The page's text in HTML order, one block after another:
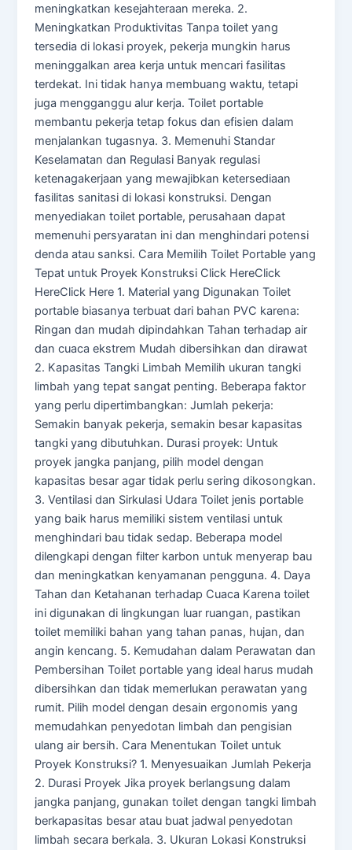
meningkatkan kesejahteraan mereka. 2.
Meningkatkan Produktivitas Tanpa toilet yang
tersedia di lokasi proyek, pekerja mungkin harus
meninggalkan area kerja untuk mencari fasilitas
terdekat. Ini tidak hanya membuang waktu, tetapi
juga mengganggu alur kerja. Toilet portable
membantu pekerja tetap fokus dan efisien dalam
menjalankan tugasnya. 3. Memenuhi Standar
Keselamatan dan Regulasi Banyak regulasi
ketenagakerjaan yang mewajibkan ketersediaan
fasilitas sanitasi di lokasi konstruksi. Dengan
menyediakan toilet portable, perusahaan dapat
memenuhi persyaratan ini dan menghindari potensi
denda atau sanksi. Cara Memilih Toilet Portable yang
Tepat untuk Proyek Konstruksi Click HereClick
HereClick Here 1. Material yang Digunakan Toilet
portable biasanya terbuat dari bahan PVC karena:
Ringan dan mudah dipindahkan Tahan terhadap air
dan cuaca ekstrem Mudah dibersihkan dan dirawat
2. Kapasitas Tangki Limbah Memilih ukuran tangki
limbah yang tepat sangat penting. Beberapa faktor
yang perlu dipertimbangkan: Jumlah pekerja:
Semakin banyak pekerja, semakin besar kapasitas
tangki yang dibutuhkan. Durasi proyek: Untuk
proyek jangka panjang, pilih model dengan
kapasitas besar agar tidak perlu sering dikosongkan.
3. Ventilasi dan Sirkulasi Udara Toilet jenis portable
yang baik harus memiliki sistem ventilasi untuk
menghindari bau tidak sedap. Beberapa model
dilengkapi dengan filter karbon untuk menyerap bau
dan meningkatkan kenyamanan pengguna. 4. Daya
Tahan dan Ketahanan terhadap Cuaca Karena toilet
ini digunakan di lingkungan luar ruangan, pastikan
toilet memiliki bahan yang tahan panas, hujan, dan
angin kencang. 5. Kemudahan dalam Perawatan dan
Pembersihan Toilet portable yang ideal harus mudah
dibersihkan dan tidak memerlukan perawatan yang
rumit. Pilih model dengan desain ergonomis yang
memudahkan penyedotan limbah dan pengisian
ulang air bersih. Cara Menentukan Toilet untuk
Proyek Konstruksi? 1. Menyesuaikan Jumlah Pekerja
2. Durasi Proyek Jika proyek berlangsung dalam
jangka panjang, gunakan toilet dengan tangki limbah
berkapasitas besar atau buat jadwal penyedotan
limbah secara berkala. 3. Ukuran Lokasi Konstruksi